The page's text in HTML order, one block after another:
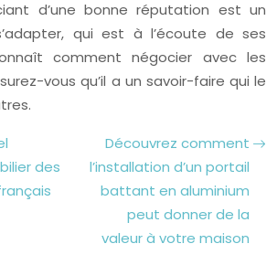
d’une bonne réputation est un
qui est à l’écoute de ses
comment négocier avec les
vous qu’il a un savoir-faire qui le
des
Découvrez comment
l’installation d’un portail
battant en aluminium
peut donner de la
valeur à votre maison